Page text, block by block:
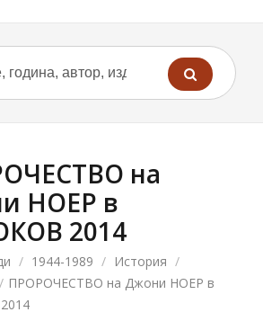
на
НОЕР в
2014
/ 1944-1989 / История /
/ ПРОРОЧЕСТВО на Джони НОЕР в